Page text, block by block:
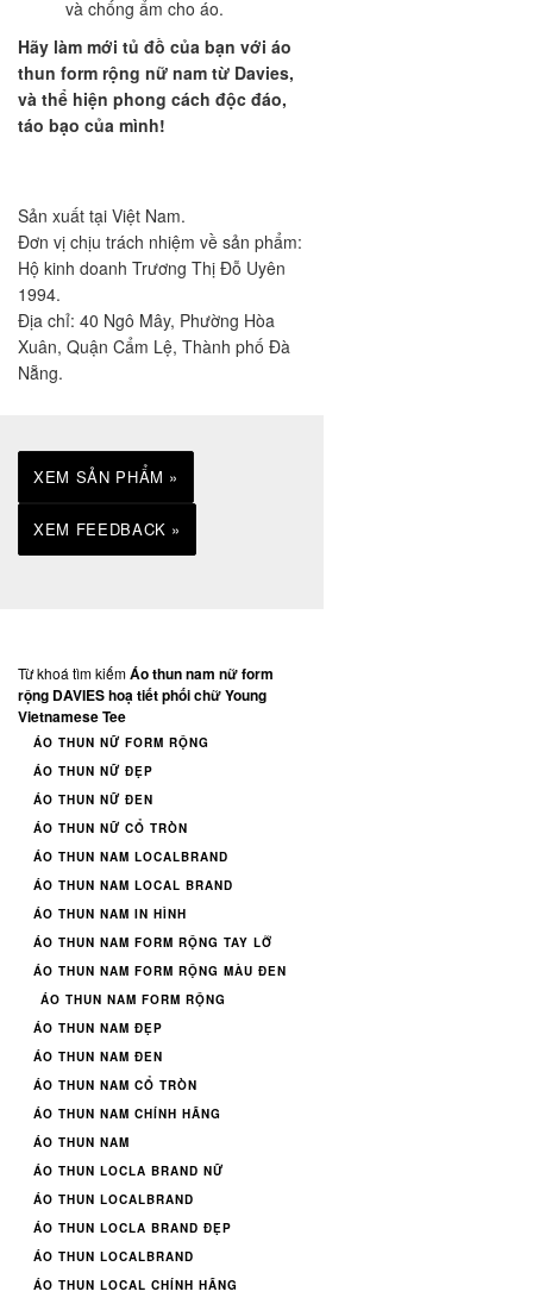
và chống ẩm cho áo.
Hãy làm mới tủ đồ của bạn với áo
thun form rộng nữ nam từ Davies,
và thể hiện phong cách độc đáo,
táo bạo của mình!
Sản xuất tại Việt Nam.
Đơn vị chịu trách nhiệm về sản phẩm:
Hộ kinh doanh Trương Thị Đỗ Uyên
1994.
Địa chỉ: 40 Ngô Mây, Phường Hòa
Xuân, Quận Cẩm Lệ, Thành phố Đà
Nẵng.
XEM SẢN PHẨM »
XEM FEEDBACK »
Từ khoá tìm kiếmÁo thun nam nữ form
rộng DAVIES hoạ tiết phối chữ Young
Vietnamese Tee
ÁO THUN NỮ FORM RỘNG
ÁO THUN NỮ ĐẸP
ÁO THUN NỮ ĐEN
ÁO THUN NỮ CỔ TRÒN
ÁO THUN NAM LOCALBRAND
ÁO THUN NAM LOCAL BRAND
ÁO THUN NAM IN HÌNH
ÁO THUN NAM FORM RỘNG TAY LỠ
ÁO THUN NAM FORM RỘNG MÀU ĐEN
ÁO THUN NAM FORM RỘNG
ÁO THUN NAM ĐẸP
ÁO THUN NAM ĐEN
ÁO THUN NAM CỔ TRÒN
ÁO THUN NAM CHÍNH HÃNG
ÁO THUN NAM
ÁO THUN LOCLA BRAND NỮ
ÁO THUN LOCALBRAND
ÁO THUN LOCLA BRAND ĐẸP
ÁO THUN LOCALBRAND
ÁO THUN LOCAL CHÍNH HÃNG